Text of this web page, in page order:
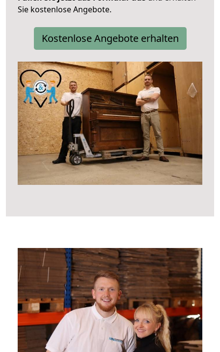
Sie kostenlose Angebote.
Kostenlose Angebote erhalten